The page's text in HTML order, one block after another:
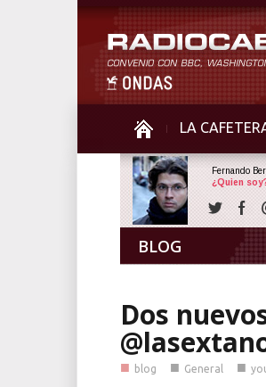
LA
BLOG
Fernando
¿Quien
Dos
■ blog ■ General ■